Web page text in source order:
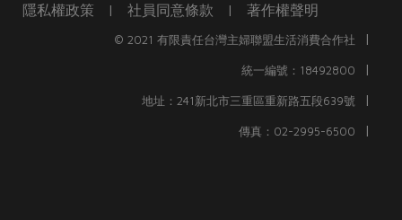
隱私權政策 | 社員同意條款 | 著作權聲明
© 2021 有限責任台灣主婦聯盟生活消費合作社 |
統一編號：18492800 |
地址：241新北市三重區重新路五段639號 |
傳真：02-2995-6500 |